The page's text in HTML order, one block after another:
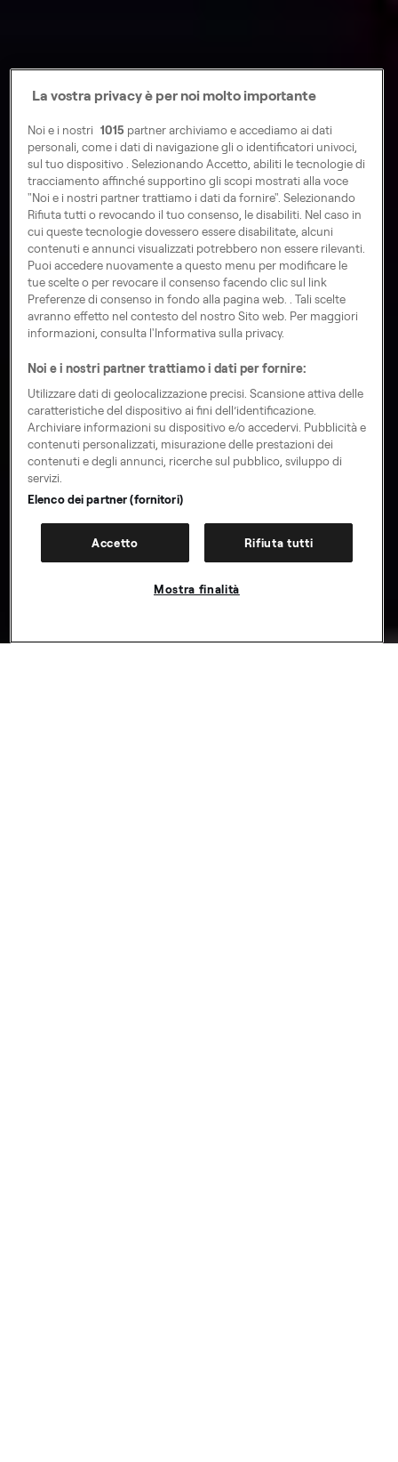
La vostra privacy è per noi molto importante
Noi e i nostri 1015partner archiviamo e accediamo ai dati
personali, come i dati di navigazione gli o identificatori univoci,
sul tuo dispositivo . Selezionando Accetto, abiliti le tecnologie di
tracciamento affinché supportino gli scopi mostrati alla voce
"Noi e i nostri partner trattiamo i dati da fornire". Selezionando
Rifiuta tutti o revocando il tuo consenso, le disabiliti. Nel caso in
cui queste tecnologie dovessero essere disabilitate, alcuni
contenuti e annunci visualizzati potrebbero non essere rilevanti.
Puoi accedere nuovamente a questo menu per modificare le
tue scelte o per revocare il consenso facendo clic sul link
Preferenze di consenso in fondo alla pagina web. . Tali scelte
avranno effetto nel contesto del nostro Sito web. Per maggiori
informazioni, consulta l'Informativa sulla privacy.
Noi e i nostri partner trattiamo i dati per fornire:
Utilizzare dati di geolocalizzazione precisi. Scansione attiva delle
caratteristiche del dispositivo ai fini dell’identificazione.
Archiviare informazioni su dispositivo e/o accedervi. Pubblicità e
contenuti personalizzati, misurazione delle prestazioni dei
contenuti e degli annunci, ricerche sul pubblico, sviluppo di
servizi.
Elenco dei partner (fornitori)
Accetto Rifiuta tutti
Mostra finalità